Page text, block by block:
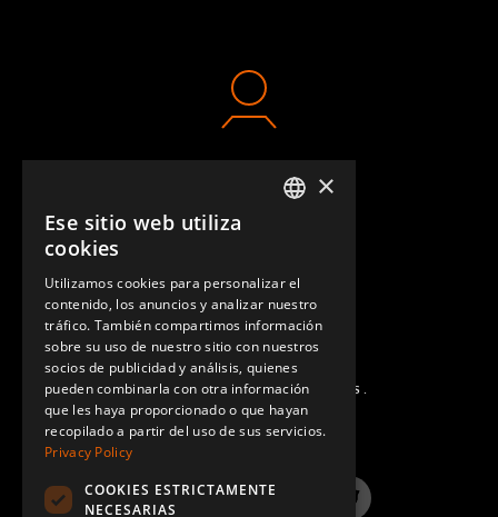
CONTACTO
PREGUNTAS MÁS FRECUENTES.
LinkedIn InstagramTwitter
×
Ese sitio web utiliza
cookies
Utilizamos cookies para personalizar el
contenido, los anuncios y analizar nuestro
tráfico. También compartimos información
sobre su uso de nuestro sitio con nuestros
socios de publicidad y análisis, quienes
pueden combinarla con otra información
que les haya proporcionado o que hayan
recopilado a partir del uso de sus servicios.
Privacy Policy
COOKIES ESTRICTAMENTE
NECESARIAS